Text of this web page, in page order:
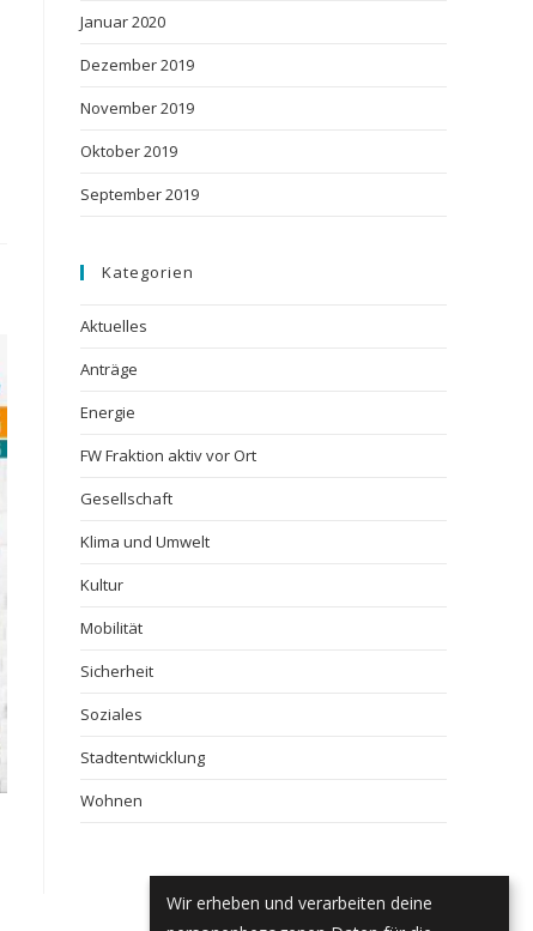
Januar 2020
Dezember 2019
November 2019
Oktober 2019
September 2019
Kategorien
Aktuelles
Anträge
Energie
FW Fraktion aktiv vor Ort
Gesellschaft
Klima und Umwelt
Kultur
Mobilität
Sicherheit
Soziales
Stadtentwicklung
Wohnen
Wir erheben und verarbeiten deine